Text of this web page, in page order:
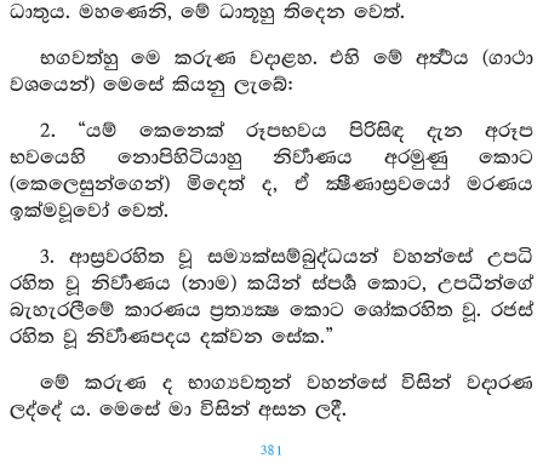
ධාතුය. මහණෙනි, මේ ධාතූහු තිදෙන වෙත්.
භගවත්හු මෙ කරුණ වදාළහ. එහි මේ අර්‍ත්‍ථය (ගාථා
වශයෙන්) මෙසේ කියනු ලැබේ:
2. “යම් කෙනෙක් රූපභවය පිරිසිඳ දැන අරූප
භවයෙහි නොපිහිටියාහු නිර්‍වාණය අරමුණු කොට
(කෙලෙසුන්ගෙන්) මිදෙත් ද, ඒ ක්‍ෂීණාස්‍රවයෝ මරණය
ඉක්මවූවෝ වෙත්.
3. ආස්‍රවරහිත වූ සම්‍යක්සම්බුද්ධයන් වහන්සේ උපධි
රහිත වූ නිර්‍වාණය (නාම) කයින් ස්පර්‍ශ කොට, උපධීන්ගේ
බැහැරලීමේ කාරණය ප්‍රත්‍යක්‍ෂ කොට ශෝකරහිත වූ. රජස්
රහිත වූ නිර්‍වාණපදය දක්වන සේක.”
මේ කරුණ ද භාග්‍යවතුන් වහන්සේ විසින් වදාරණ
ලද්දේ ය. මෙසේ මා විසින් අසන ලදී.
381